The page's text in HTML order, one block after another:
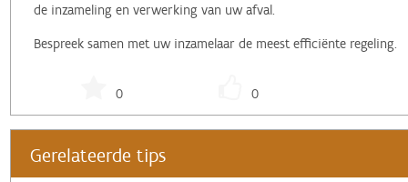
de inzameling en verwerking van uw afval.
Bespreek samen met uw inzamelaar de meest efficiënte regeling.
0 0
Gerelateerde tips